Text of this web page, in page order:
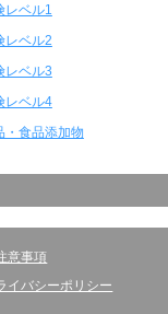
レベル1
レベル2
レベル3
レベル4
・食品添加物
意事項
イバシーポリシー